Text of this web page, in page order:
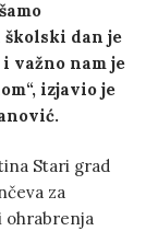
dan je
važno nam je
izjavio je
Stari grad
za
ohrabrenja